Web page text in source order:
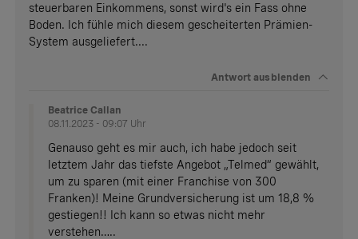
steuerbaren Einkommens, sonst wird's ein Fass ohne
Boden. Ich fühle mich diesem gescheiterten Prämien-
System ausgeliefert....
Antwortausblenden
Beatrice Callan
08.11.2023 - 09:07 Uhr
Genauso geht es mir auch, ich habe jedoch seit
letztem Jahr das tiefste Angebot „Telmed“ gewählt,
um zu sparen (mit einer Franchise von 300
Franken)! Meine Grundversicherung ist um 18,8 %
gestiegen!! Ich kann so etwas nicht mehr
verstehen…..